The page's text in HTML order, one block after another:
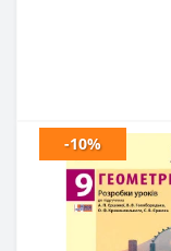
-10%